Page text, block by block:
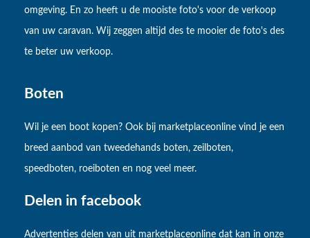
omgeving. En zo heeft u de mooiste foto's voor de verkoop
van uw caravan. Wij zeggen altijd des te mooier de foto's des
te beter uw verkoop.
Boten
Wil je een boot kopen? Ook bij marketplaceonline vind je een
breed aanbod van tweedehands boten, zeilboten,
speedboten, roeiboten en nog veel meer.
Delen in facebook
Advertenties delen van uit marketplaceonline dat kan in onze